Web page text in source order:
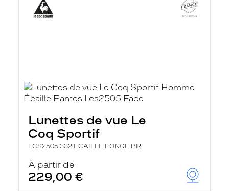
Lunettes de vue Le
Coq Sportif
LCS2505 332 ECAILLE FONCE BR
À partir de
229,00 €